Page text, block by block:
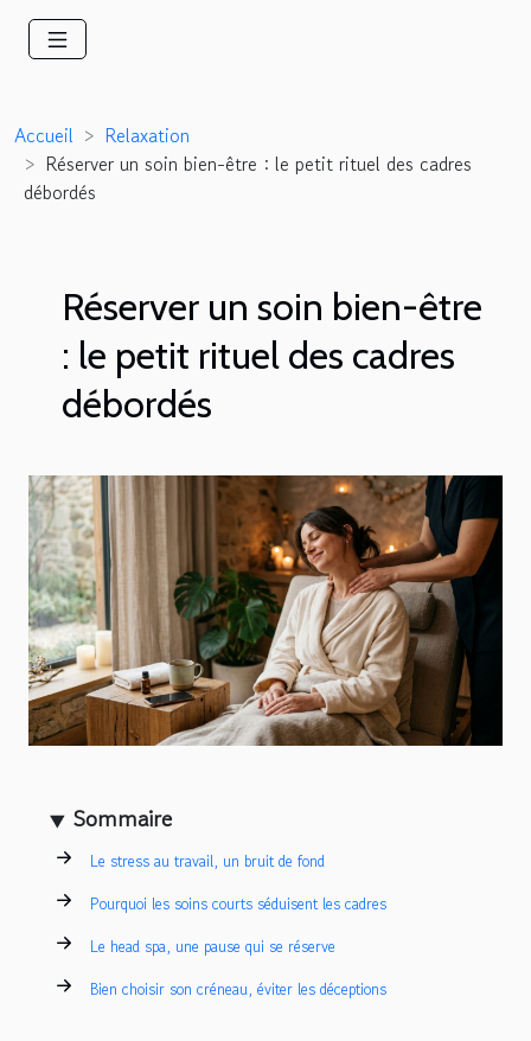
Accueil
Relaxation
Réserver un soin bien-être : le petit rituel des cadres
débordés
Réserver un soin bien-être
: le petit rituel des cadres
débordés
Sommaire
Le stress au travail, un bruit de fond
Pourquoi les soins courts séduisent les cadres
Le head spa, une pause qui se réserve
Bien choisir son créneau, éviter les déceptions